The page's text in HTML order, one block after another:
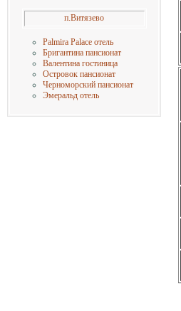
п.Витязево
Palmira Palace отель
Бригантина пансионат
Валентина гостиница
Островок пансионат
Черноморский пансионат
Эмеральд отель